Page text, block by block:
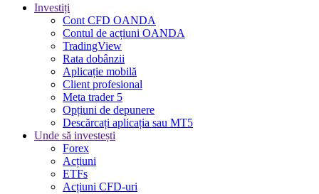
Investiți
Cont CFD OANDA
Contul de acțiuni OANDA
TradingView
Rata dobânzii
Aplicație mobilă
Client profesional
Meta trader 5
Opțiuni de depunere
Descărcați aplicația sau MT5
Unde să investești
Forex
Acțiuni
ETFs
Acțiuni CFD-uri